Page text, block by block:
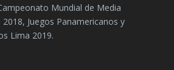
Mundial de Media
Juegos Panamericanos y
Lima 2019.